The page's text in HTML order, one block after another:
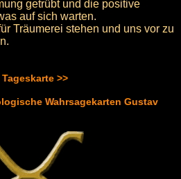
getrübt und die positive
auf sich warten.
Träumerei stehen und uns vor zu
>>
Wahrsagekarten Gustav